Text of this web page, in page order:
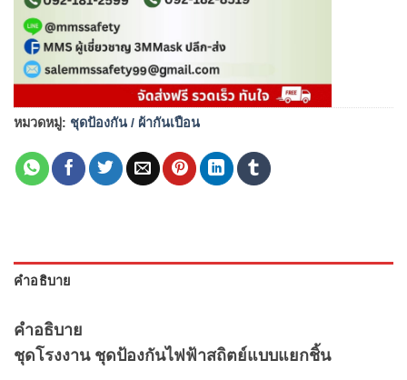
หมวดหมู่: ชุดป้องกัน / ผ้ากันเปือน
คำอธิบาย
คำอธิบาย
ชุดโรงงาน ชุดป้องกันไฟฟ้าสถิตย์แบบแยกชิ้น